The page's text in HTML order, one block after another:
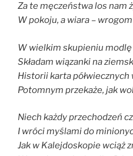
Za te męczeństwa los nam
W pokoju, a wiara –
W wielkim skupieniu modlę
Składam wiązanki na
Historii karta półwiecznych
Potomnym przekaże, jak
Niech każdy przechodzeń
I wróci myślami do
Jak w Kalejdoskopie wciąż